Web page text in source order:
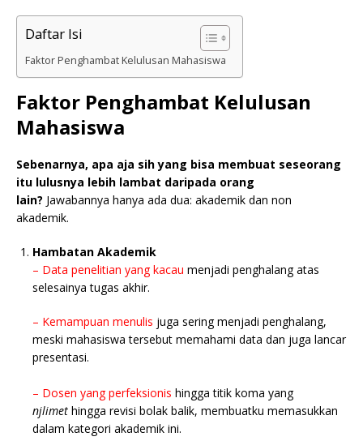
Daftar Isi
Faktor Penghambat Kelulusan Mahasiswa
Faktor Penghambat Kelulusan
Mahasiswa
Sebenarnya, apa aja sih yang bisa membuat seseorang
itu lulusnya lebih lambat daripada orang
lain? Jawabannya hanya ada dua: akademik dan non
akademik.
Hambatan Akademik
– Data penelitian yang kacau menjadi penghalang atas
selesainya tugas akhir.
– Kemampuan menulis juga sering menjadi penghalang,
meski mahasiswa tersebut memahami data dan juga lancar
presentasi.
– Dosen yang perfeksionis hingga titik koma yang
njlimet hingga revisi bolak balik, membuatku memasukkan
dalam kategori akademik ini.